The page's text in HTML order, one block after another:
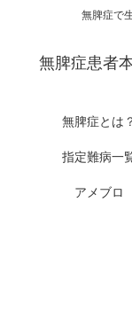
無脾症で
無脾症患者
無脾症とは
指定難病一
アメブロ